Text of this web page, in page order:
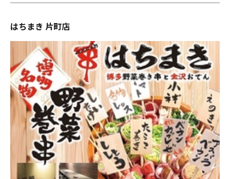
はちまき 片町店